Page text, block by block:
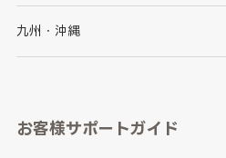
山梨県
愛知県
京都府
和歌山県
鳥取県
山口県
九州・沖縄
長崎県
お客様サポートガイド